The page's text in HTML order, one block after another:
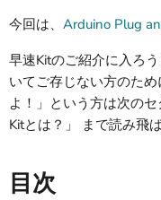
今回は、 Arduino Plug
早速Kitのご紹介に入ろ
いてご存じない方のた
よ！」という方は次の
Kitとは？」 まで読み飛
目次